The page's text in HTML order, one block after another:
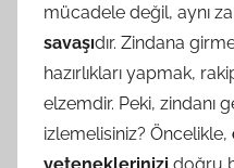
mücadele değil, aynı
savaşıdır. Zindana
hazırlıkları yapmak,
elzemdir. Peki, zindanı
izlemelisiniz? Öncelikle,
yeteneklerinizi doğru